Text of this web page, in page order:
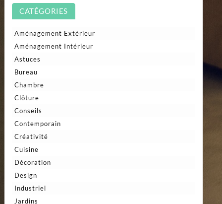
CATÉGORIES
Aménagement Extérieur
Aménagement Intérieur
Astuces
Bureau
Chambre
Clôture
Conseils
Contemporain
Créativité
Cuisine
Décoration
Design
Industriel
Jardins